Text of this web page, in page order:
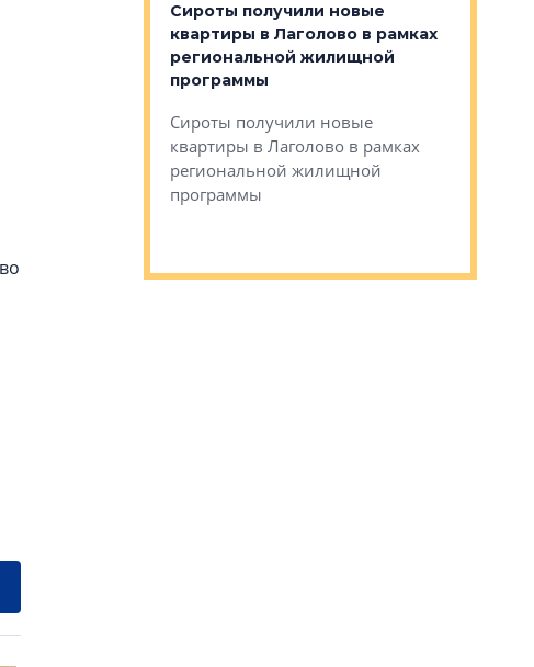
еще
районе
образования
Сироты получили новые
квартиры в Лаголово в рамках
региональной жилищной
программы
Сироты получили новые
квартиры в Лаголово в рамках
региональной жилищной
программы